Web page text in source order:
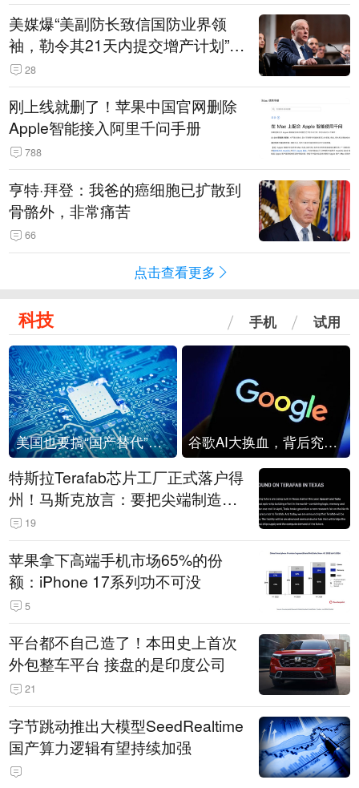
美媒爆“美副防长致信国防业界领
袖，勒令其21天内提交增产计划”，
五角大楼回应
28
刚上线就删了！苹果中国官网删除
Apple智能接入阿里千问手册
788
亨特·拜登：我爸的癌细胞已扩散到
骨骼外，非常痛苦
66
点击查看更多
科技 手机 试用
美国也要搞“国产替代”？先算清三笔账 谷歌AI大换血，背后究竟发生了什么？
特斯拉Terafab芯片工厂正式落户得
州！马斯克放言：要把尖端制造带
回美国
19
苹果拿下高端手机市场65%的份
额：iPhone 17系列功不可没
5
平台都不自己造了！本田史上首次
外包整车平台 接盘的是印度公司
21
字节跳动推出大模型SeedRealtime
国产算力逻辑有望持续加强